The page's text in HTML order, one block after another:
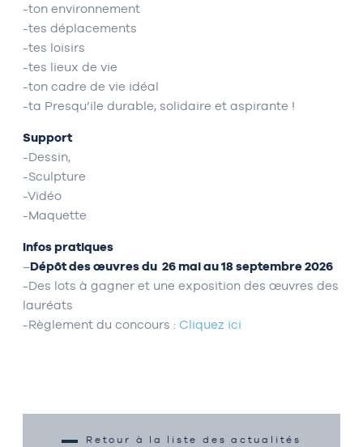
-ton environnement
-tes déplacements
-tes loisirs
-tes lieux de vie
-ton cadre de vie idéal
-ta Presqu’ile durable, solidaire et aspirante !
Support
-Dessin,
-Sculpture
-Vidéo
-Maquette
Infos pratiques
–Dépôt des œuvres du 26 mai au 18 septembre 2026
-Des lots à gagner et une exposition des œuvres des
lauréats
-Règlement du concours : Cliquez ici
Retour à la liste des actualités